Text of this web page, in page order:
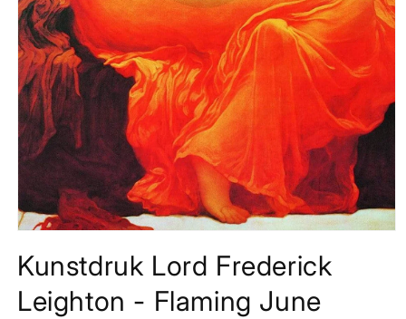
openen
in
modaal
Kunstdruk Lord Frederick
Leighton - Flaming June